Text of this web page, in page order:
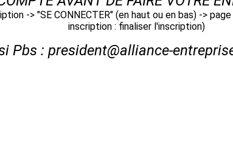
-> "SE CONNECTER" (en haut ou en bas) ->
inscription : finaliser l'inscription)
Pbs : president@alliance-